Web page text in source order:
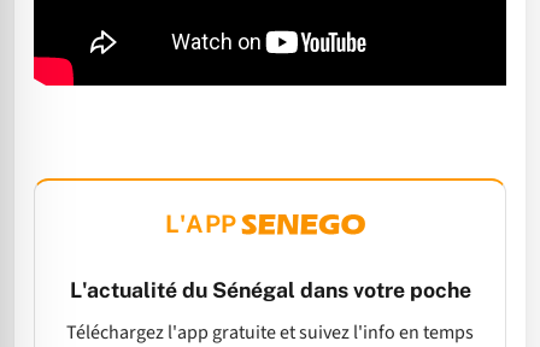
L'APP
L'actualité du Sénégal dans votre poche
Téléchargez l'app gratuite et suivez l'info en temps